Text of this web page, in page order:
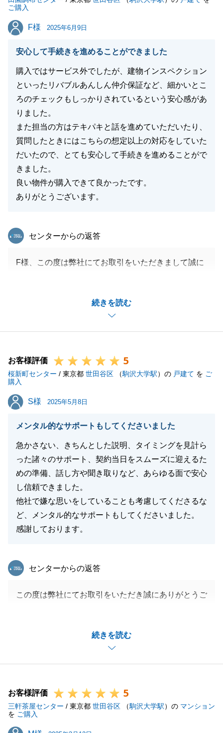
いただきましたT様からのご意見を参考に今後の営業
活動に努めてまいります。
うぞお気軽にご相談くださいませ。
この度は誠にありがとうございました。
ご購入
F様
F様 2025年6月9日
安心して手続きを進めることができました
購入ではサービス外でしたが、建物インスペクション
といったリバブルあんしん仲介保証など、細かいとこ
ろのチェックもしっかりされているという安心感があ
りました。
また担当の方はテキパキと話を進めていただいたり、
質問したときにはこちらの想定以上の対応をしていた
だいたので、とても安心して手続きを進めることがで
きました。
良い物件が購入できて良かったです。
ありがとうございます。
続きを読む
東急リバブル
センターからの返答
F様、この度は弊社にてお取引をいただきまして誠に
ご希望に合う物件に巡り合うことができ、私も大変嬉
引き続き、ご売却物件の販売活動を精一杯頑張らせて
します。
お客様評価 5
桜新町センター / 東京都 世田谷区 （駒沢大学駅）の 戸建て を ご
購入
S様
S様 2025年5月8日
メンタル的なサポートもしてくださいました
急かさない、きちんとした説明、タイミングを見計ら
った諸々のサポート、契約当日をスムーズに迎えるた
めの準備、話し方や聞き取りなど、あらゆる面で安心
し信頼できました。
他社で嫌な思いをしていることも考慮してくださるな
ど、メンタル的なサポートもしてくださいました。
感謝しております。
続きを読む
東急リバブル
センターからの返答
この度は弊社にてお取引をいただき誠にありがとうご
ず、精神的にも体力的にも大変だったかと思います。
最終的には笑顔で取引が完了できたのはS様からの情
報共有があり、タイムリーな打ち合わせができたから
また、お知り合いの不動産売却をお考えのご友人に私
のことをお話し頂きまして、ありがとうございます。
今後ともよろしくお願いいたします。
お客様評価 5
三軒茶屋センター / 東京都 世田谷区 （駒沢大学駅）の マンション
を ご購入
M様